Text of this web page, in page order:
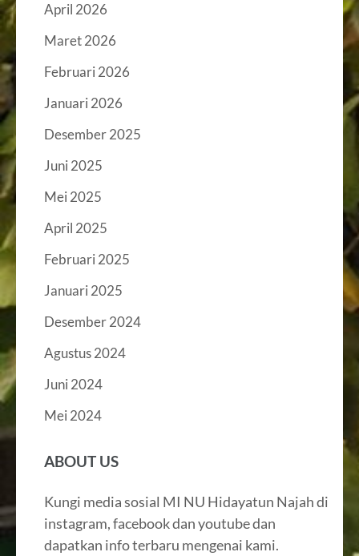
April 2026
Maret 2026
Februari 2026
Januari 2026
Desember 2025
Juni 2025
Mei 2025
April 2025
Februari 2025
Januari 2025
Desember 2024
Agustus 2024
Juni 2024
Mei 2024
ABOUT US
Kungi media sosial MI NU Hidayatun Najah di
instagram, facebook dan youtube dan
dapatkan info terbaru mengenai kami.